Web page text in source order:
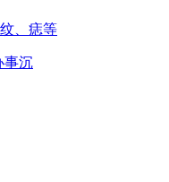
、痣等
事沉